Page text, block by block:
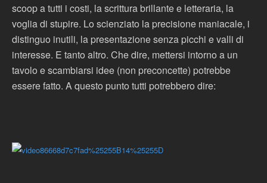
scoop a tutti i costi, la scrittura brillante e letteraria, la
voglia di stupire. Lo scienziato la precisione maniacale, i
distinguo inutili, la presentazione senza picchi e valli di
interesse. E tanto altro. Che dire, mettersi intorno a un
tavolo e scambiarsi idee (non preconcette) potrebbe
essere fatto. A questo punto tutti potrebbero dire: